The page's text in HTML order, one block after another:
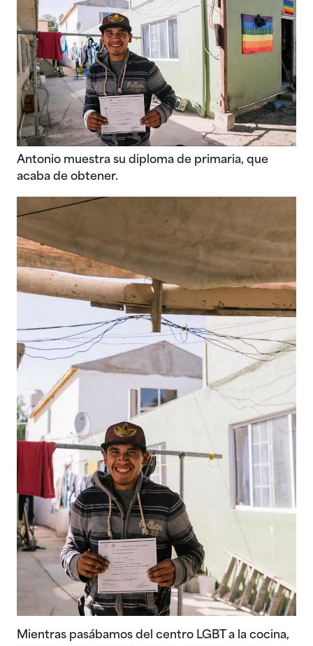
Antonio muestra su diploma de primaria, que
acaba de obtener.
Mientras pasábamos del centro LGBT a la cocina,